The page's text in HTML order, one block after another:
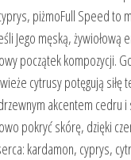
piżmoFull Speed
Jego męską,
początek kompozycji.
cytrusy potęgują
akcentem cedru i
pokryć skórę, dzięki
kardamon, cyprys,